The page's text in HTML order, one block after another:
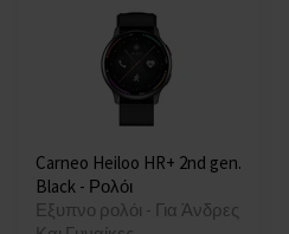
Carneo Heiloo HR+ 2nd gen.
Black - Ρολόι
Εξυπνο ρολόι - Για Άνδρες